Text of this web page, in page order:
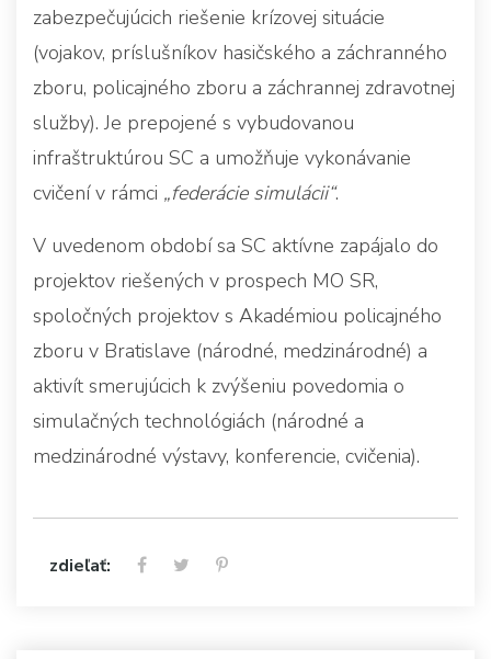
zabezpečujúcich riešenie krízovej situácie
(vojakov, príslušníkov hasičského a záchranného
zboru, policajného zboru a záchrannej zdravotnej
služby). Je prepojené s vybudovanou
infraštruktúrou SC a umožňuje vykonávanie
cvičení v rámci „federácie simulácii“.
V uvedenom období sa SC aktívne zapájalo do
projektov riešených v prospech MO SR,
spoločných projektov s Akadémiou policajného
zboru v Bratislave (národné, medzinárodné) a
aktivít smerujúcich k zvýšeniu povedomia o
simulačných technológiách (národné a
medzinárodné výstavy, konferencie, cvičenia).
zdieľať: